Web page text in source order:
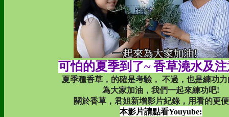
可怕的夏季到了~ 香草澆水及
夏季種香草，的確是考驗， 不過，也是練功
為大家加油，我們一起來練功吧!
關於香草，君姐新增影片紀錄，用看的更
本影片請點看Youyube: